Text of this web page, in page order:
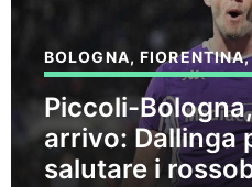
BOLOGNA,FIORENTINA
Piccoli-
arrivo: Dallinga
salutare i